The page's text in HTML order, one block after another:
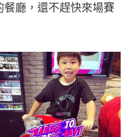
廳，還不趕快來場賽